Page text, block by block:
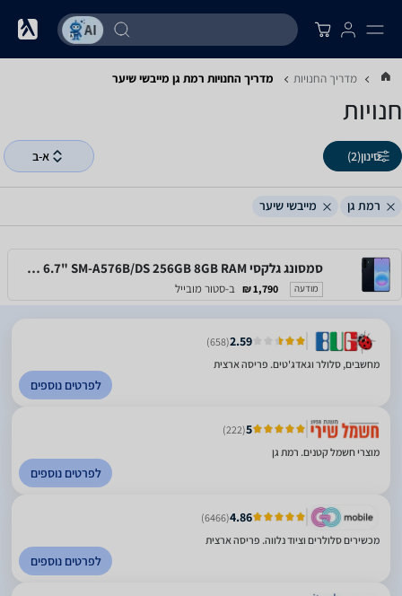
מדריך החנויות מדריך החנויות ‏רמת גן ‏מייבשי שיער
חנויות
סינון(2) א-ב
רמת גן מייבשי שיער
סמסונג גלקסי Samsung Galaxy A57 5G 6.7" SM-A576B/DS 256GB 8GB RAM
מודעה 1,790 ₪ ב-סטור מובייל
2.59
(658)
מחשבים, סלולר וגאדג'טים. פריסה ארצית
לפרטים נוספים
5
(222)
מוצרי חשמל קטנים. רמת גן
לפרטים נוספים
4.86
(6466)
מכשירים סלולרים וציוד נלווה. פריסה ארצית
לפרטים נוספים